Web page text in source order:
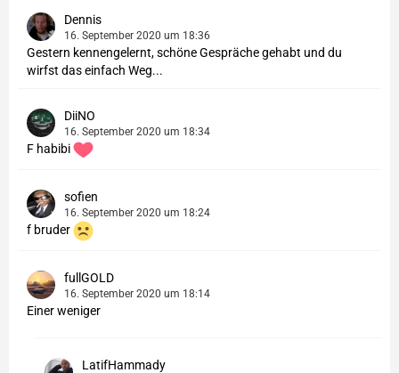
Dennis
16. September 2020 um 18:36
Gestern kennengelernt, schöne Gespräche gehabt und du
wirfst das einfach Weg...
DiiNO
16. September 2020 um 18:34
F habibi
sofien
16. September 2020 um 18:24
f bruder
fullGOLD
16. September 2020 um 18:14
Einer weniger
LatifHammady